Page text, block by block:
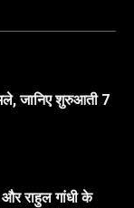
जानिए शुरुआती 7
और राहुल गांधी के